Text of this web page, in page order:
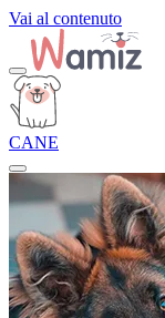
Vai al contenuto
CANE